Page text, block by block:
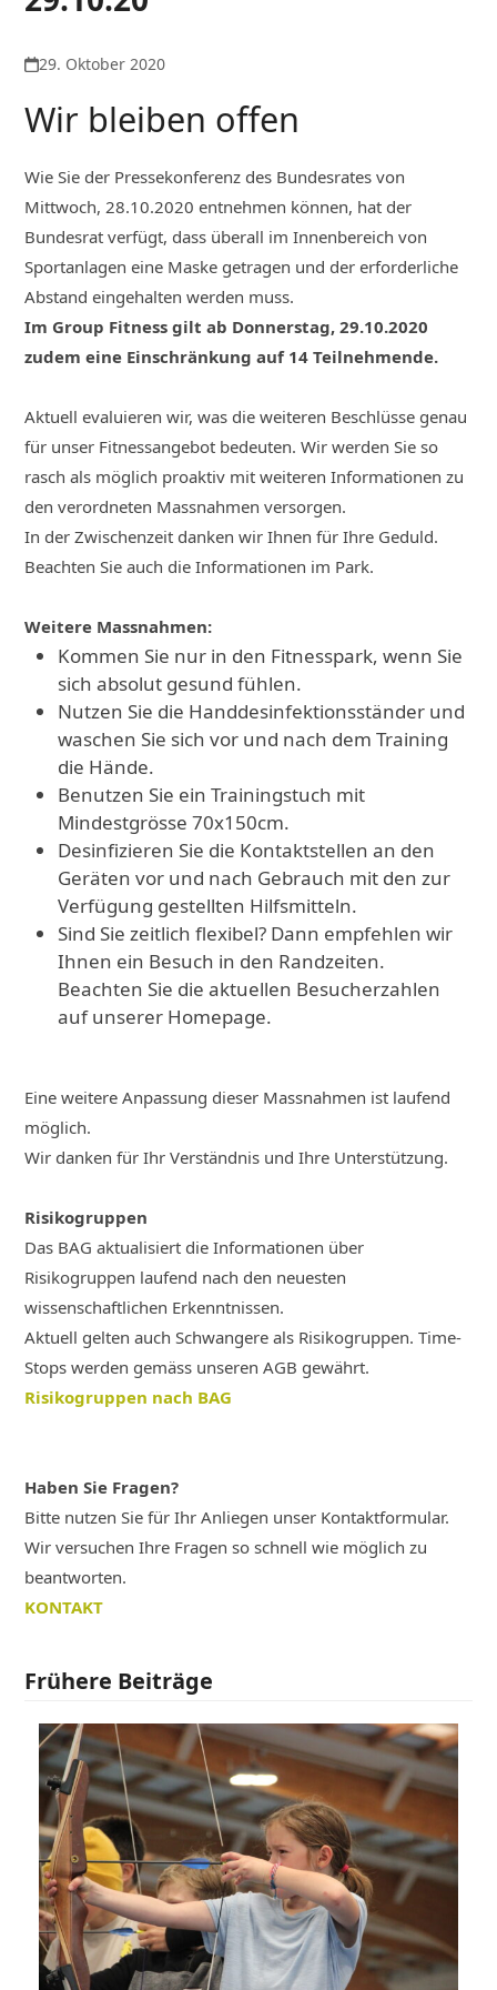
29. Oktober 2020
Wir bleiben offen
Wie Sie der Pressekonferenz des Bundesrates von
Mittwoch, 28.10.2020 entnehmen können, hat der
Bundesrat verfügt, dass überall im Innenbereich von
Sportanlagen eine Maske getragen und der erforderliche
Abstand eingehalten werden muss.
Im Group Fitness gilt ab Donnerstag, 29.10.2020
zudem eine Einschränkung auf 14 Teilnehmende.
Aktuell evaluieren wir, was die weiteren Beschlüsse genau
für unser Fitnessangebot bedeuten. Wir werden Sie so
rasch als möglich proaktiv mit weiteren Informationen zu
den verordneten Massnahmen versorgen.
In der Zwischenzeit danken wir Ihnen für Ihre Geduld.
Beachten Sie auch die Informationen im Park.
Weitere Massnahmen:
Kommen Sie nur in den Fitnesspark, wenn Sie
sich absolut gesund fühlen.
Nutzen Sie die Handdesinfektionsständer und
waschen Sie sich vor und nach dem Training
die Hände.
Benutzen Sie ein Trainingstuch mit
Mindestgrösse 70x150cm.
Desinfizieren Sie die Kontaktstellen an den
Geräten vor und nach Gebrauch mit den zur
Verfügung gestellten Hilfsmitteln.
Sind Sie zeitlich flexibel? Dann empfehlen wir
Ihnen ein Besuch in den Randzeiten.
Beachten Sie die aktuellen Besucherzahlen
auf unserer Homepage.
Eine weitere Anpassung dieser Massnahmen ist laufend
möglich.
Wir danken für Ihr Verständnis und Ihre Unterstützung.
Risikogruppen
Das BAG aktualisiert die Informationen über
Risikogruppen laufend nach den neuesten
wissenschaftlichen Erkenntnissen.
Aktuell gelten auch Schwangere als Risikogruppen. Time-
Stops werden gemäss unseren AGB gewährt.
Risikogruppen nach BAG
Haben Sie Fragen?
Bitte nutzen Sie für Ihr Anliegen unser Kontaktformular.
Wir versuchen Ihre Fragen so schnell wie möglich zu
beantworten.
KONTAKT
Frühere Beiträge